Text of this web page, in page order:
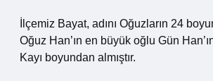
İlçemiz Bayat, adını Oğuzların 24
Oğuz Han’ın en büyük oğlu Gün
Kayı boyundan almıştır.